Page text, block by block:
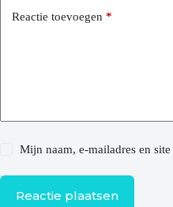
Reactie toevoegen *
Mijn naam, e-mailadres en
Reactie plaatsen